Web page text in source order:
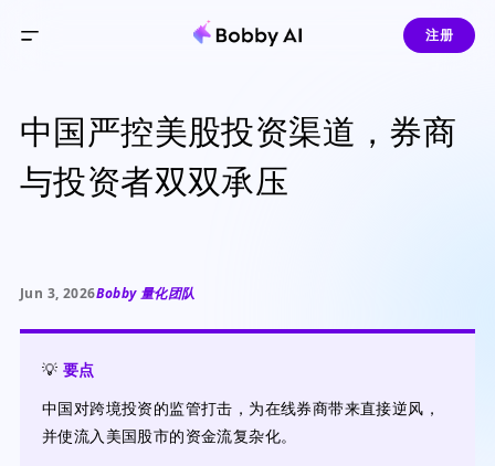
注册
中国严控美股投资渠道，券商
与投资者双双承压
Jun 3, 2026Bobby 量化团队
💡 要点
中国对跨境投资的监管打击，为在线券商带来直接逆风，
并使流入美国股市的资金流复杂化。